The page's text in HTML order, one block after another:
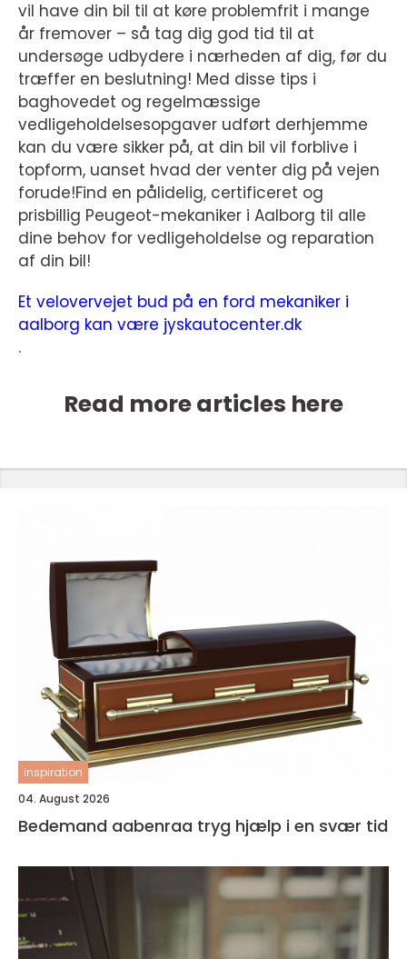
vil have din bil til at køre problemfrit i mange
år fremover – så tag dig god tid til at
undersøge udbydere i nærheden af dig, før du
træffer en beslutning! Med disse tips i
baghovedet og regelmæssige
vedligeholdelsesopgaver udført derhjemme
kan du være sikker på, at din bil vil forblive i
topform, uanset hvad der venter dig på vejen
forude!Find en pålidelig, certificeret og
prisbillig Peugeot-mekaniker i Aalborg til alle
dine behov for vedligeholdelse og reparation
af din bil!
Et velovervejet bud på en ford mekaniker i
aalborg kan være jyskautocenter.dk
.
Read more articles here
inspiration
04. August 2026
Bedemand aabenraa tryg hjælp i en svær tid